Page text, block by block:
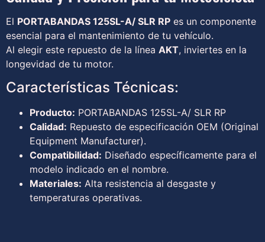
El PORTABANDAS 125SL-A/ SLR RP es un componente
esencial para el mantenimiento de tu vehículo.
Al elegir este repuesto de la línea AKT, inviertes en la
longevidad de tu motor.
Características Técnicas:
Producto: PORTABANDAS 125SL-A/ SLR RP
Calidad: Repuesto de especificación OEM (Original
Equipment Manufacturer).
Compatibilidad: Diseñado específicamente para el
modelo indicado en el nombre.
Materiales: Alta resistencia al desgaste y
temperaturas operativas.